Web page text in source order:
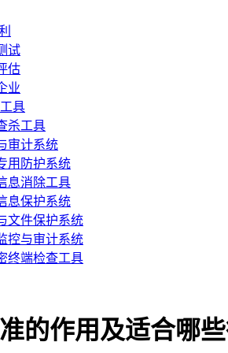
试
估
业
具
杀工具
审计系统
用防护系统
息消除工具
息保护系统
文件保护系统
控与审计系统
终端检查工具
的作用及适合哪